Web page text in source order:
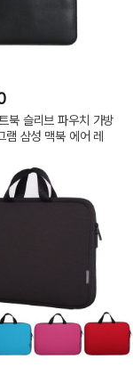
북 슬리브 파우치 가방
램 삼성 맥북 에어 레